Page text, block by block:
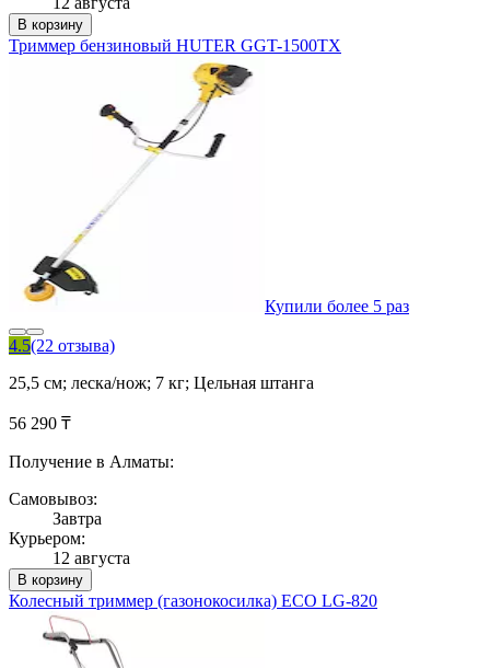
В корзину
Триммер бензиновый HUTER GGT-1500TX
Купили более 5 раз
4.5(22 отзыва)
25,5 см; леска/нож; 7 кг; Цельная штанга
56 290 ₸
Получение в Алматы:
Самовывоз:
Завтра
Курьером:
12 августа
В корзину
Колесный триммер (газонокосилка) ECO LG-820